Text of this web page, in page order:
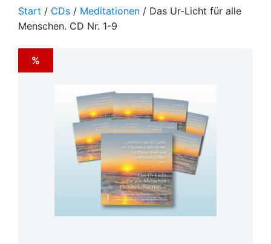
Start / CDs / Meditationen / Das Ur-Licht für alle
Menschen. CD Nr. 1-9
%